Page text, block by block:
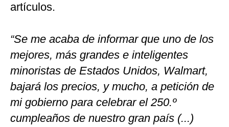
artículos.
“Se me acaba de informar que uno de los
mejores, más grandes e inteligentes
minoristas de Estados Unidos, Walmart,
bajará los precios, y mucho, a petición de
mi gobierno para celebrar el 250.º
cumpleaños de nuestro gran país (...)